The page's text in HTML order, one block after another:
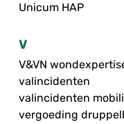
Unicum HAP
V
V&VN
valincidenten
valincidenten
vergoeding